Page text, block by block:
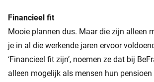
Financieel fit
Mooie plannen dus. Maar die zijn alleen
je in al die werkende jaren ervoor
‘Financieel fit zijn’, noemen ze dat bij
alleen mogelijk als mensen hun pensioen